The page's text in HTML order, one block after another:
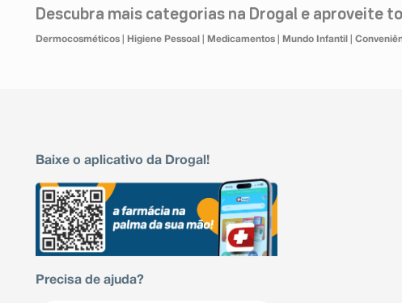
Descubra mais categorias na Drogal e aproveite
Dermocosméticos Higiene Pessoal Medicamentos Mundo Infantil
Baixe o aplicativo da Drogal!
Precisa de ajuda?